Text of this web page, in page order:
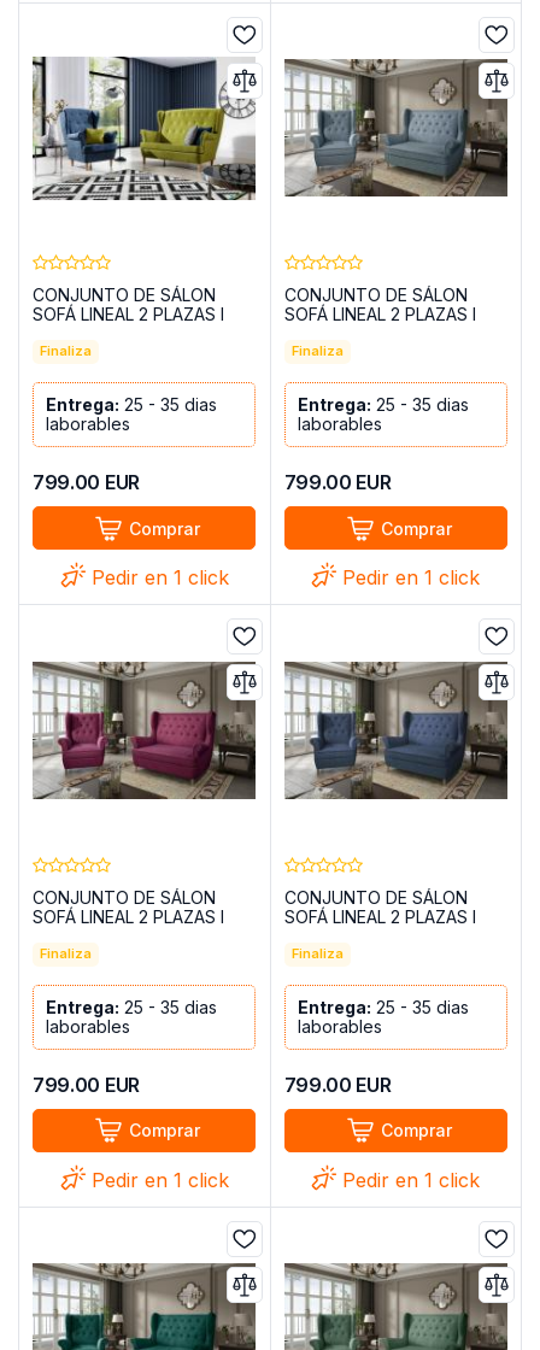
CONJUNTO DE SÁLON
SOFÁ LINEAL 2 PLAZAS I
AROS VERDE OLIVA/AZUL
Finaliza
Entrega: 25 - 35 dias
laborables
799.00 EUR
Comprar
Pedir en 1 click
CONJUNTO DE SÁLON
SOFÁ LINEAL 2 PLAZAS I
AROS TURQUESA
Finaliza
Entrega: 25 - 35 dias
laborables
799.00 EUR
Comprar
Pedir en 1 click
CONJUNTO DE SÁLON
SOFÁ LINEAL 2 PLAZAS I
AROS BURDEOS
Finaliza
Entrega: 25 - 35 dias
laborables
799.00 EUR
Comprar
Pedir en 1 click
CONJUNTO DE SÁLON
SOFÁ LINEAL 2 PLAZAS I
AROS AZUL OSCURO
Finaliza
Entrega: 25 - 35 dias
laborables
799.00 EUR
Comprar
Pedir en 1 click